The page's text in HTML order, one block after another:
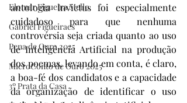
Elomar Figueira Mello
Gabriel Figueiraes
Pena de Ouro 2025
MicroConto de Ouro 2025
3º Prata da Casa
antologia Invictus foi especialmente
cuidadoso para que nenhuma
controvérsia seja criada quanto ao uso
de Inteligência Artificial na produção
dos poemas, levando em conta, é claro,
a boa-fé dos candidatos e a capacidade
da organização de identificar o uso